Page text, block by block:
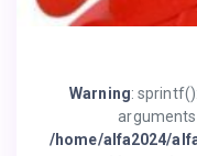
Warning:
arguments
/home/alfa2024/